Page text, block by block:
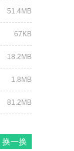
51.4MB
67KB
18.2MB
1.8MB
81.2MB
换一换